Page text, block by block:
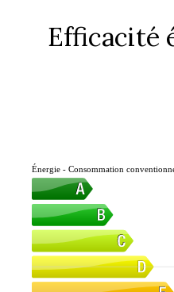
Efficacité
Énergie - Consommation